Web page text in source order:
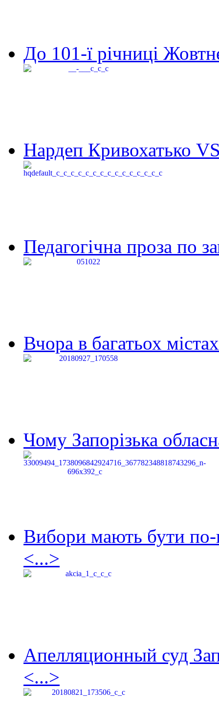
До 101-ї річниці
Нардеп Кривохатько
Педагогічна проза по
Вчора в багатьох
Чому Запорізька
Вибори мають бути по-
<...>
Апелляционный суд
<...>